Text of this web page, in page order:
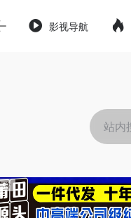
影视导航